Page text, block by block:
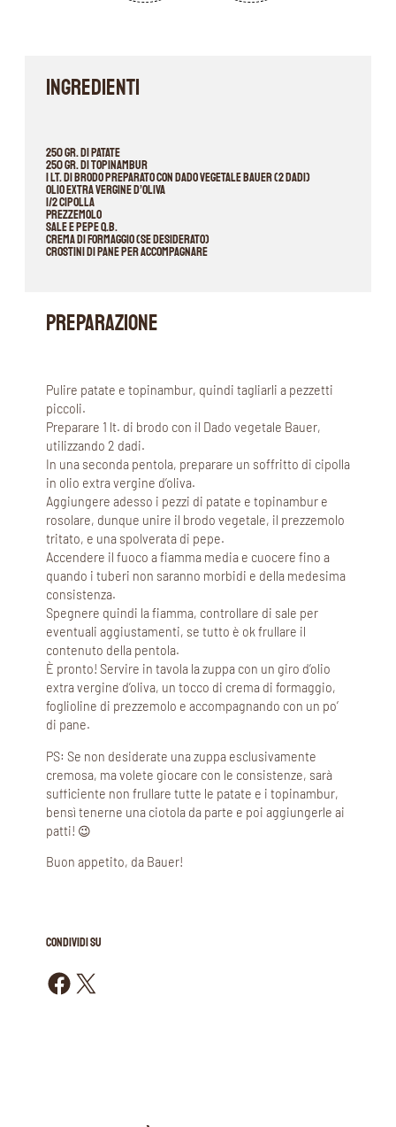
INGREDIENTI
250 gr. di patate
250 gr. di topinambur
1 lt. di brodo preparato con Dado Vegetale Bauer (2 dadi)
Olio extra vergine d’oliva
1/2 cipolla
Prezzemolo
Sale e pepe q.b.
Crema di formaggio (se desiderato)
Crostini di pane per accompagnare
PREPARAZIONE
Pulire patate e topinambur, quindi tagliarli a pezzetti
piccoli.
Preparare 1 lt. di brodo con il Dado vegetale Bauer,
utilizzando 2 dadi.
In una seconda pentola, preparare un soffritto di cipolla
in olio extra vergine d’oliva.
Aggiungere adesso i pezzi di patate e topinambur e
rosolare, dunque unire il brodo vegetale, il prezzemolo
tritato, e una spolverata di pepe.
Accendere il fuoco a fiamma media e cuocere fino a
quando i tuberi non saranno morbidi e della medesima
consistenza.
Spegnere quindi la fiamma, controllare di sale per
eventuali aggiustamenti, se tutto è ok frullare il
contenuto della pentola.
È pronto! Servire in tavola la zuppa con un giro d’olio
extra vergine d’oliva, un tocco di crema di formaggio,
foglioline di prezzemolo e accompagnando con un po’
di pane.
PS: Se non desiderate una zuppa esclusivamente
cremosa, ma volete giocare con le consistenze, sarà
sufficiente non frullare tutte le patate e i topinambur,
bensì tenerne una ciotola da parte e poi aggiungerle ai
patti! 😉
Buon appetito, da Bauer!
CONDIVIDI SU
Condividi su Facebook Condividi su X